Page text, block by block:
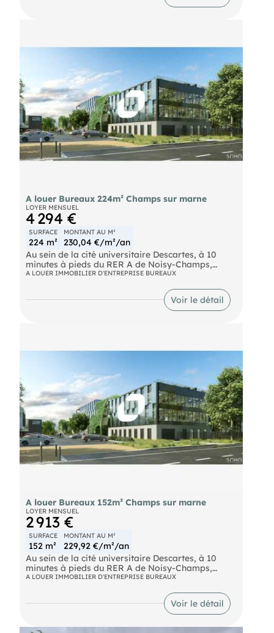
Bus Nobel (BUS-212), Espace Descartes (BUS-213,
A louer Bureaux 224m² Champs sur marne
LOYER MENSUEL
4 294 €
SURFACE
224 m²
MONTANT AU M²
230,04 €/m²/an
Au sein de la cité universitaire Descartes, à 10
minutes à pieds du RER A de Noisy-Champs,
ImmNotre équipeus propose un immeuble neuf à
location labélisé BREEAM - BBCA -
BIODIVERSITY.
Bus Nobel (BUS-212), Espace Descartes (BUS-213,
A LOUER IMMOBILIER D'ENTREPRISE BUREAUX
Voir le détail
A louer Bureaux 152m² Champs sur marne
LOYER MENSUEL
2 913 €
SURFACE
152 m²
MONTANT AU M²
229,92 €/m²/an
Au sein de la cité universitaire Descartes, à 10
minutes à pieds du RER A de Noisy-Champs,
ImmNotre équipeus propose un immeuble neuf à
labélisé BREEAM - BBCA - BIODIVERSITY.
Bus Nobel (BUS-212), Espace Descartes (BUS-213,
BUS-312) RER NOISY-CHAMPS (RER A) Transilien
Noisy - Champs (TRAIN)
A LOUER IMMOBILIER D'ENTREPRISE BUREAUX
Voir le détail